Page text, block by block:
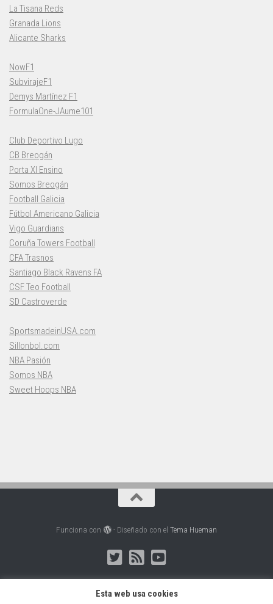
La Tisana Reds
Granada Lions
Alicante Sharks
NowF1
SubvirajeF1
Demys Martínez F1
FormulaOne-JAume101
Club Deportivo Lugo
CB Breogán
Porta XI Ensino
Somos Breogán
Football Galicia
Fútbol Americano Galicia
Vigo Guardians
Coruña Towers Football
CFA Trasnos
Santiago Black Ravens FA
CSF Teo Football
SD Castroverde
SportsmadeinUSA.com
Sillonbol.com
NBA Pasión
Somos NBA
Sweet Hoops NBA
Funciona con - Diseñado con el Tema Hueman
Esta web usa cookies